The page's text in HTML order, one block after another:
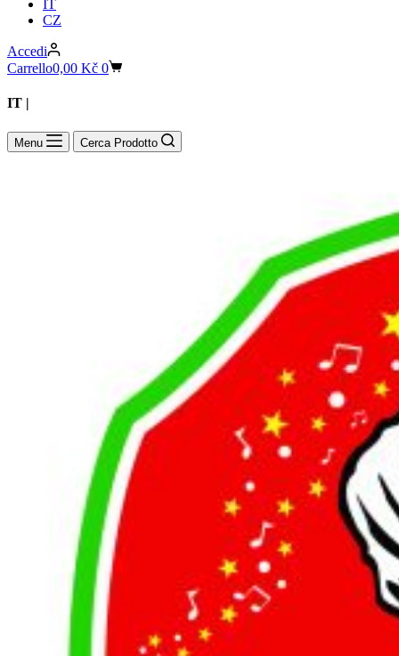
IT
CZ
Accedi
Carrello0,00 Kč 0
IT |
Menu Cerca Prodotto